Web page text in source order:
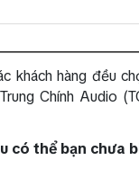
khách hàng đều
Chính Audio
có thể bạn chưa